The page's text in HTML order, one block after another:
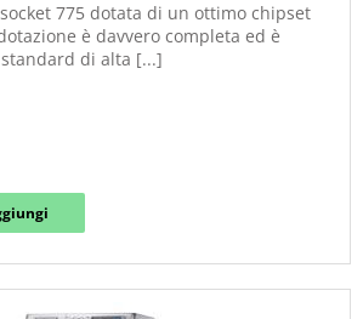
775 dotata di un ottimo chipset
è davvero completa ed è
di alta [...]